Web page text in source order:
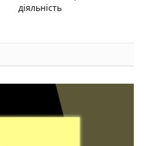
діяльність